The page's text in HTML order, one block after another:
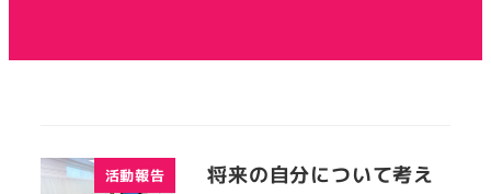
活動報告
将来の自分について考え